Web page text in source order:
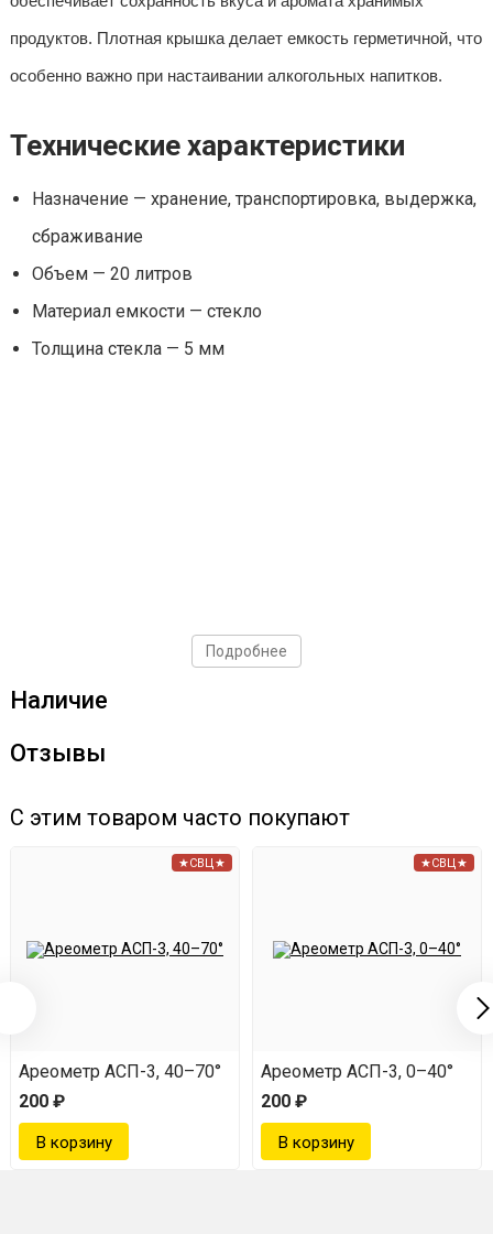
продуктов. Плотная крышка делает емкость герметичной, что
особенно важно при настаивании алкогольных напитков.
Технические характеристики
Назначение — хранение, транспортировка, выдержка,
сбраживание
Объем — 20 литров
Материал емкости — стекло
Толщина стекла — 5 мм
Подробнее
Наличие
Отзывы
С этим товаром часто покупают
★СВЦ★
Ареометр АСП-3, 40–70°
200 ₽
★СВЦ★
Ареометр АСП-3, 0–40°
200 ₽